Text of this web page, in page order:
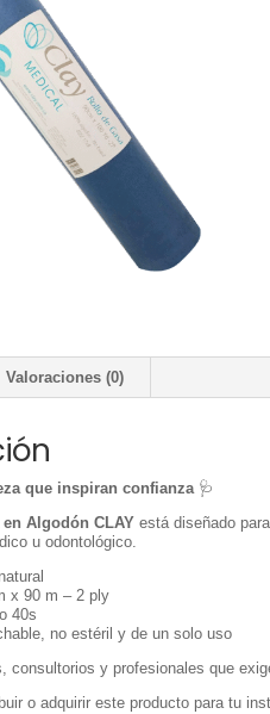
Valoraciones (0)
que inspiran confianza🩺
en Algodón CLAY está diseñado
u odontológico.
x 90 m – 2 ply
40s
no estéril y de un solo uso
consultorios y profesionales que
o adquirir este producto para tu